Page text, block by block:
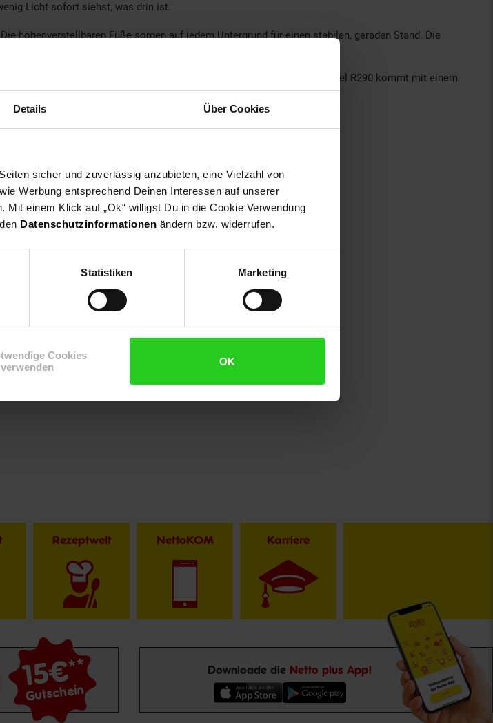
Details Über Cookies
sicher und zuverlässig anzubieten, eine Vielzahl von
Werbung entsprechend Deinen Interessen auf unserer
einem Klick auf „Ok“ willigst Du in die Cookie Verwendung
Datenschutzinformationen ändern bzw. widerrufen.
Statistiken Marketing
Cookies
verwenden
OK
Licht sofort siehst, was drin ist.
höhenverstellbaren Füße sorgen auf jedem Untergrund für einen stabilen, geraden Stand. Die
2.509 kWh/a; Anschluss: 220–240 V~ | 50/60 Hz.
hält Tiefkühlgut frisch, ohne viel Platz zu beanspruchen. Das Kältemittel R290 kommt mit einem
Rezeptwelt NettoKOM Karriere
15€**
Gutschein
Downloade die Netto plus App!